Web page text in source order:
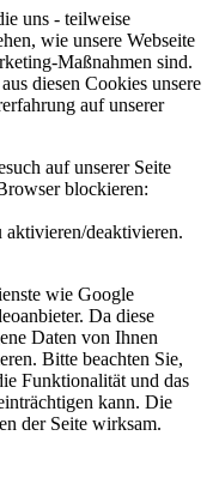
uns - teilweise
wie unsere Webseite
Maßnahmen sind.
diesen Cookies unsere
auf unserer
auf unserer Seite
blockieren:
deaktivieren.
wie Google
Da diese
Daten von Ihnen
Bitte beachten Sie,
Funktionalität und das
kann. Die
der Seite wirksam.